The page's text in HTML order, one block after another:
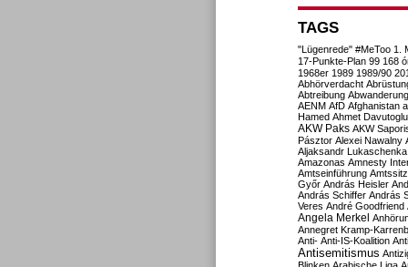
TAGS
"Lügenrede" #MeToo 1.
17-Punkte-Plan 99 168
1968er 1989 1989/90
Abhörverdacht
Abtreibung Abwanderung
AENM AfD Afghanistan
Hamed Ahmet Davutoglu
AKW Paks AKW
Pásztor Alexei Nawalny
Aljaksandr Lukaschenka
Amazonas Amnesty
Amtseinführung Amtssitz
Győr András Heisler
András Schiffer András
Veres André Goodfriend
Angela Merkel
Annegret Kramp-
Anti- Anti-IS-Koalition
Antisemitismus